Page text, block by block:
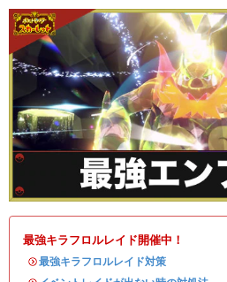
最強キラフロルレイド開催中！
・最強キラフロルレイド対策